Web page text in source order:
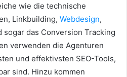
wie die technische
Linkbuilding, Webdesign,
sogar das Conversion Tracking
verwenden die Agenturen
und effektivsten SEO-Tools,
sind. Hinzu kommen